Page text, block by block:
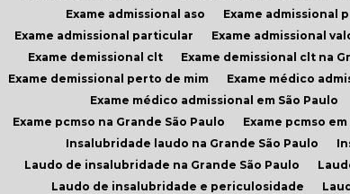
Exame admissional aso
Exame admissional
Exame admissional particular
Exame admissional
Exame demissional clt
Exame demissional clt na
Exame demissional perto de mim
Exame médico
Exame médico admissional em São Paulo
Exame pcmso na Grande São Paulo
Exame pcmso
Insalubridade laudo na Grande São Paulo
Laudo de insalubridade na Grande São Paulo
Laudo de insalubridade e periculosidade